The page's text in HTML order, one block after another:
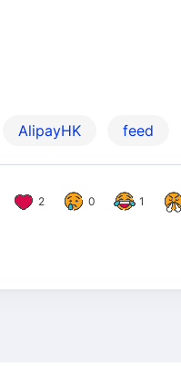
AlipayHK feed
2 0 1